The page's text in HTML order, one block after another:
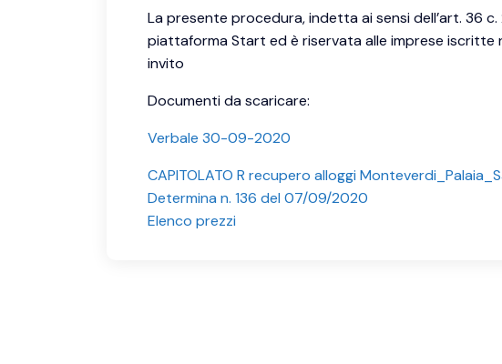
La presente procedura, indetta ai sensi dell’art. 36
piattaforma Start ed è riservata alle imprese iscritte
invito
Documenti da scaricare:
Verbale 30-09-2020
CAPITOLATO R recupero alloggi
Determina n. 136 del 07/09/2020
Elenco prezzi